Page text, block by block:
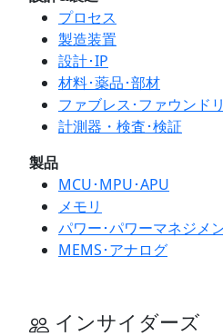
プロセス
製造装置
設計･IP
材料･薬品･部材
ファブレス･ファウンドリ
計測器・検査･検証
製品
MCU･MPU･APU
メモリ
パワー･パワーマネジメ
MEMS･アナログ
インサイダーズ